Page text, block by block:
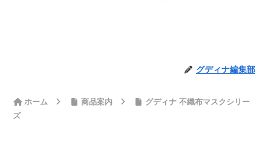
グディナ編集部
ホーム 商品案内
グディナ 不織布マスクシリー
ズ